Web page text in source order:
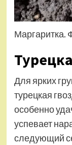
Маргаритка.
Для ярких
турецкая
особенно
успевает
следующий